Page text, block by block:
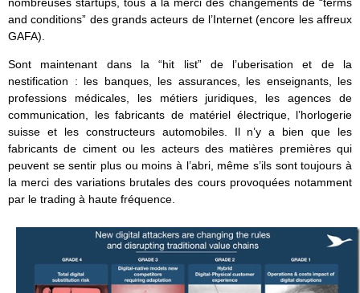
and conditions” des grands acteurs de l’Internet (encore les affreux
GAFA).
Sont maintenant dans la “hit list” de l’uberisation et de la
nestification : les banques, les assurances, les enseignants, les
professions médicales, les métiers juridiques, les agences de
communication, les fabricants de matériel électrique, l’horlogerie
suisse et les constructeurs automobiles. Il n’y a bien que les
fabricants de ciment ou les acteurs des matières premières qui
peuvent se sentir plus ou moins à l’abri, même s’ils sont toujours à
la merci des variations brutales des cours provoquées notamment
par le trading à haute fréquence.